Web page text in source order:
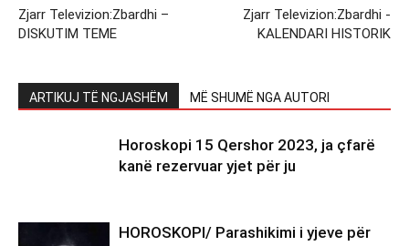
Zjarr Televizion:Zbardhi –
DISKUTIM TEME
Zjarr Televizion:Zbardhi -
KALENDARI HISTORIK
ARTIKUJ TË NGJASHËM MË SHUMË NGA AUTORI
Horoskopi 15 Qershor 2023, ja çfarë
kanë rezervuar yjet për ju
HOROSKOPI/ Parashikimi i yjeve për